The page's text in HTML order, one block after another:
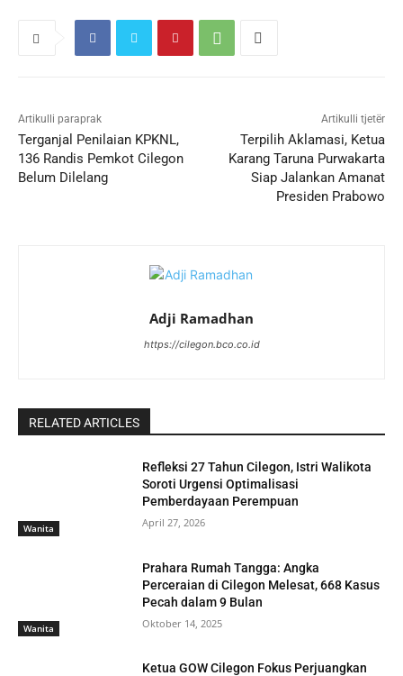
Artikulli paraprak
Terganjal Penilaian KPKNL,
136 Randis Pemkot Cilegon
Belum Dilelang
Artikulli tjetër
Terpilih Aklamasi, Ketua
Karang Taruna Purwakarta
Siap Jalankan Amanat
Presiden Prabowo
Adji Ramadhan
https://cilegon.bco.co.id
RELATED ARTICLES
Wanita
Refleksi 27 Tahun Cilegon, Istri Walikota
Soroti Urgensi Optimalisasi
Pemberdayaan Perempuan
April 27, 2026
Wanita
Prahara Rumah Tangga: Angka
Perceraian di Cilegon Melesat, 668 Kasus
Pecah dalam 9 Bulan
Oktober 14, 2025
Ketua GOW Cilegon Fokus Perjuangkan